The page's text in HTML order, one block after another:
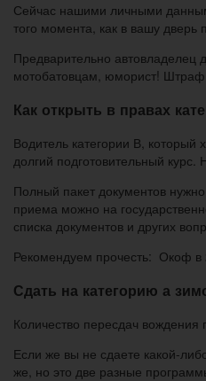
Сейчас нашими личными
того момента, как в вашу дверь
Предварительно автовладелец
мотобатовцам, юморист! Штраф
Как открыть в правах
Водитель категории В,
долгий подготовительный
Полный пакет документов
приема можно на
списка документов и других
Рекомендуем прочесть: Окоф в
Сдать на категорию а
Количество пересдач вождения
Если же вы не сдаете какой-
же, но это две разные